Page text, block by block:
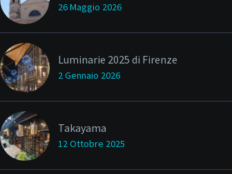
26 Maggio 2026
Luminarie 2025 di Firenze
2 Gennaio 2026
Takayama
12 Ottobre 2025